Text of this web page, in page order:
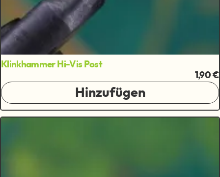
Klinkhammer Hi-Vis Post
1,90 €
Hinzufügen